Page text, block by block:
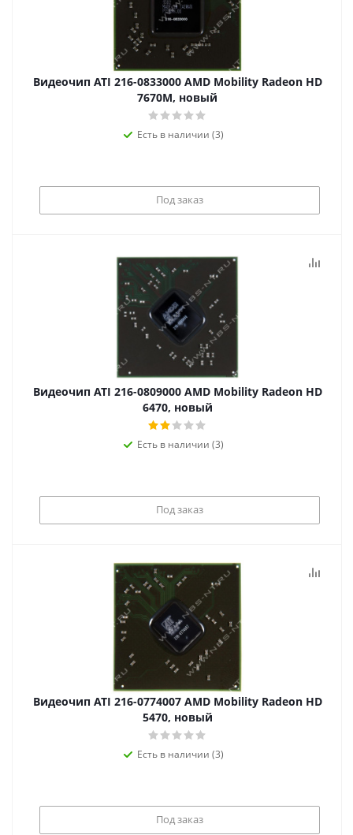
Видеочип ATI 216-0833000 AMD Mobility Radeon HD
7670M, новый
Есть в наличии (3)
Под заказ
Видеочип ATI 216-0809000 AMD Mobility Radeon HD
6470, новый
Есть в наличии (3)
Под заказ
Видеочип ATI 216-0774007 AMD Mobility Radeon HD
5470, новый
Есть в наличии (3)
Под заказ